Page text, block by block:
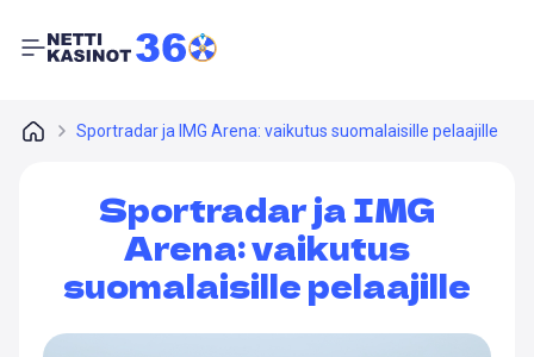
Sportradar ja IMG Arena: vaikutus suomalaisille pelaajille
Sportradar ja IMG
Arena: vaikutus
suomalaisille pelaajille